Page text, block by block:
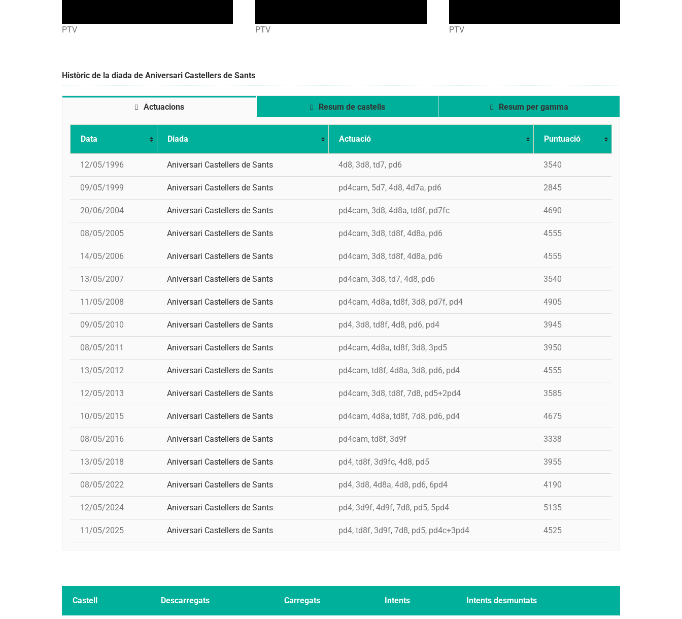
PTV PTV PTV
Històric de la diada de Aniversari Castellers de Sants
Actuacions Resum de castells Resum per gamma
Data Diada Actuació Puntuació
12/05/1996 Aniversari Castellers de Sants 4d8, 3d8, td7, pd6 3540
09/05/1999 Aniversari Castellers de Sants pd4cam, 5d7, 4d8, 4d7a, pd6 2845
20/06/2004 Aniversari Castellers de Sants pd4cam, 3d8, 4d8a, td8f, pd7fc 4690
08/05/2005 Aniversari Castellers de Sants pd4cam, 3d8, td8f, 4d8a, pd6 4555
14/05/2006 Aniversari Castellers de Sants pd4cam, 3d8, td8f, 4d8a, pd6 4555
13/05/2007 Aniversari Castellers de Sants pd4cam, 3d8, td7, 4d8, pd6 3540
11/05/2008 Aniversari Castellers de Sants pd4cam, 4d8a, td8f, 3d8, pd7f, pd4 4905
09/05/2010 Aniversari Castellers de Sants pd4, 3d8, td8f, 4d8, pd6, pd4 3945
08/05/2011 Aniversari Castellers de Sants pd4cam, 4d8a, td8f, 3d8, 3pd5 3950
13/05/2012 Aniversari Castellers de Sants pd4cam, td8f, 4d8a, 3d8, pd6, pd4 4555
12/05/2013 Aniversari Castellers de Sants pd4cam, 3d8, td8f, 7d8, pd5+2pd4 3585
10/05/2015 Aniversari Castellers de Sants pd4cam, 4d8a, td8f, 7d8, pd6, pd4 4675
08/05/2016 Aniversari Castellers de Sants pd4cam, td8f, 3d9f 3338
13/05/2018 Aniversari Castellers de Sants pd4, td8f, 3d9fc, 4d8, pd5 3955
08/05/2022 Aniversari Castellers de Sants pd4, 3d8, 4d8a, 4d8, pd6, 6pd4 4190
12/05/2024 Aniversari Castellers de Sants pd4, 3d9f, 4d9f, 7d8, pd5, 5pd4 5135
11/05/2025 Aniversari Castellers de Sants pd4, td8f, 3d9f, 7d8, pd5, pd4c+3pd4 4525
Castell Descarregats Carregats Intents Intents desmuntats